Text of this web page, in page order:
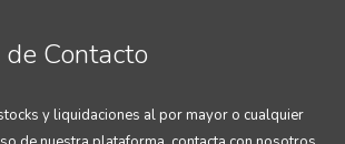
Contacto
y liquidaciones al por mayor o cualquier